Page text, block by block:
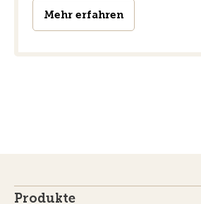
Mehr erfahren
Produkte